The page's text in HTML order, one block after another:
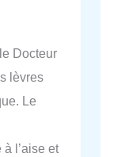
Docteur
lèvres
Le
l’aise et